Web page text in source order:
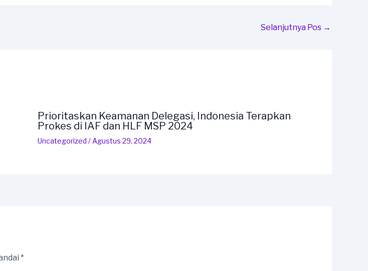
Selanjutnya Pos →
Prioritaskan Keamanan Delegasi, Indonesia Terapkan
Prokes di IAF dan HLF MSP 2024
Uncategorized / Agustus 29, 2024
*